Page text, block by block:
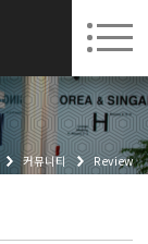
08. 12.(수)
고객센터
커뮤니티 Review